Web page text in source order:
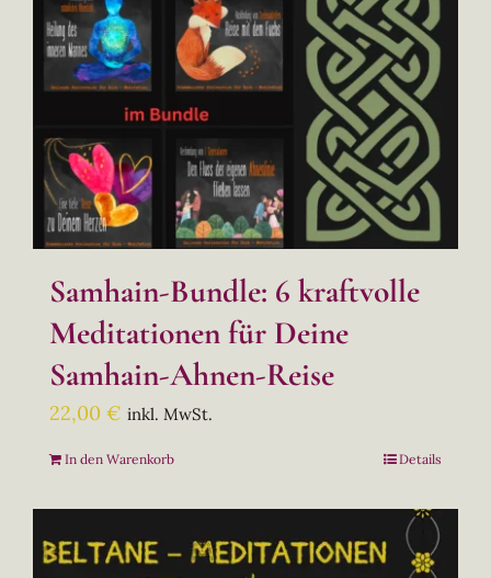
Samhain-Bundle: 6 kraftvolle
Meditationen für Deine
Samhain-Ahnen-Reise
22,00 € inkl. MwSt.
In den Warenkorb Details